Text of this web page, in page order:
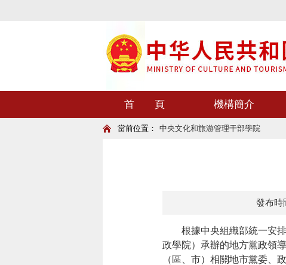
首 頁 機構簡介
當前位置： 中央文化和旅游管理干部學院
發布時
根據中央組織部統一安
政學院）承辦的地方黨政領
（區、市）相關地市黨委、